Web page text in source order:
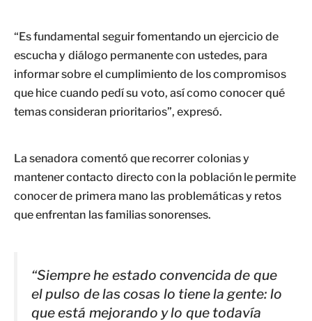
“Es fundamental seguir fomentando un ejercicio de
escucha y diálogo permanente con ustedes, para
informar sobre el cumplimiento de los compromisos
que hice cuando pedí su voto, así como conocer qué
temas consideran prioritarios”, expresó.
La senadora comentó que recorrer colonias y
mantener contacto directo con la población le permite
conocer de primera mano las problemáticas y retos
que enfrentan las familias sonorenses.
“Siempre he estado convencida de que
el pulso de las cosas lo tiene la gente: lo
que está mejorando y lo que todavía